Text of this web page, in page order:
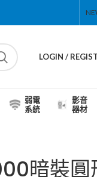
LOGIN /
弱電
系統
影音
器材
暗裝